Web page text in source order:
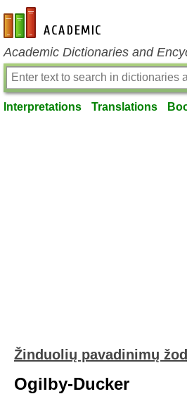
en-academic.com
Academic Dictionaries and
Interpretations Translations
Žinduolių pavadinimų
Ogilby-Ducker